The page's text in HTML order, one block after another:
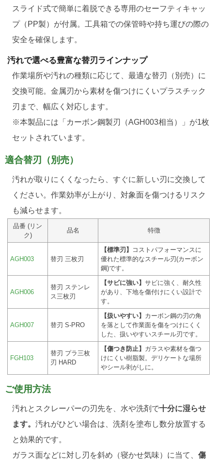
スライド式で簡単に着脱できる専用のセーフティキャッ
プ（PP製）が付属。工具箱での保管時や持ち運びの際の
安全を確保します。
汚れで選べる豊富な替刃ラインナップ
作業場所や汚れの種類に応じて、最適な替刃（別売）に
交換可能。金属刃から素材を傷つけにくいプラスチック
刃まで、幅広く対応します。
※本製品には「カーボン鋼製刃（AGH003相当）」が1枚
セットされています。
適合替刃（別売）
汚れが取りにくくなったら、すぐに新しい刃に交換して
ください。作業効率が上がり、対象面を傷つけるリスク
も減らせます。
品番 (リン
ク)
品名 特徴
AGH003 替刃 三枚刃
【標準刃】
コストパフォーマンスに
優れた標準的なスチール刃(カーボン
鋼)です。
AGH006
替刃 ステンレ
ス三枚刃
【サビに強い】 サビに強く、耐久性
があり、下地を傷付けにくい設計で
す。
AGH007 替刃 S-PRO
【扱いやすい】 カーボン鋼の刃の角
を落として作業面を傷をつけにくく
した、扱いやすいスチール刃です。
FGH103
替刃 プラ三枚
刃 HARD
【傷つき防止】 ガラスや素材を傷つ
けにくい樹脂製。デリケートな場所
やシール剥がしに。
ご使用方法
汚れとスクレーパーの刃先を、水や洗剤で十分に湿らせ
ます。 汚れがひどい場合は、洗剤を塗布し数分放置する
と効果的です。
ガラス面などに対し刃を斜め（寝かせ気味）に当て、 傷